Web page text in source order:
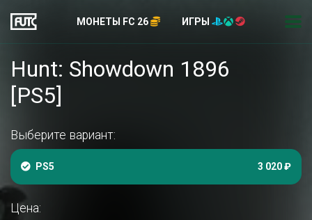
МОНЕТЫ FC 26 ИГРЫ
Hunt: Showdown 1896
[PS5]
Выберите вариант:
PS5 3 020 ₽
Цена: